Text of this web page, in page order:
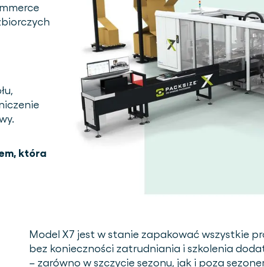
która
Model X7 jest w stanie zapakować wszystkie
bez konieczności zatrudniania i szkolenia
– zarówno w szczycie sezonu, jak i poza